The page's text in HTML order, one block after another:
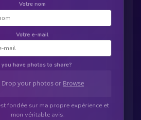
Votre nom
Votre e-mail
you have photos to share?
Drop your photos or Browse
fondée sur ma propre expérience et
mon véritable avis.